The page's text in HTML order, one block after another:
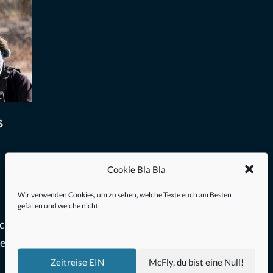
Cookie Bla Bla
Wir verwenden Cookies, um zu sehen, welche Texte euch am Besten
gefallen und welche nicht.
Zeitreise EIN McFly, du bist eine Null!
mit